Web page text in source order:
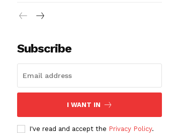
Subscribe
I WANT IN
I've read and accept the Privacy Policy.